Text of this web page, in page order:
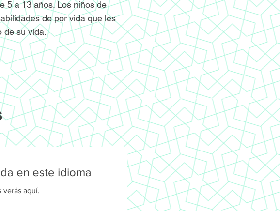
5 a 13 años. Los niños de
de por vida que les
de su vida.
en este idioma
verás aquí.